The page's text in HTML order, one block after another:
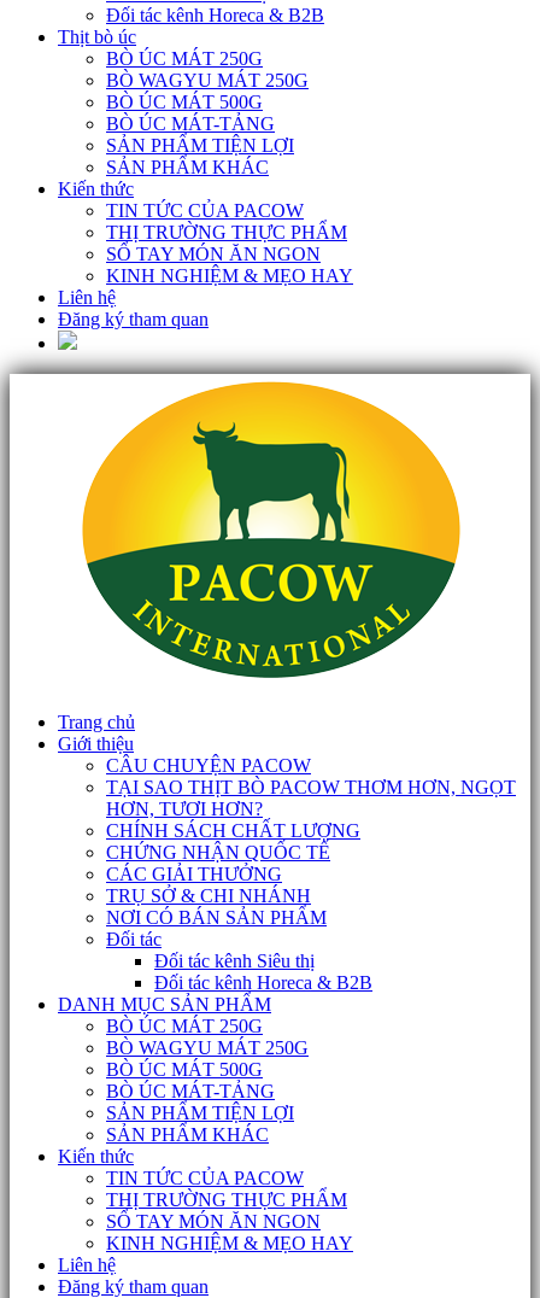
Đối tác kênh Horeca & B2B
Thịt bò úc
BÒ ÚC MÁT 250G
BÒ WAGYU MÁT 250G
BÒ ÚC MÁT 500G
BÒ ÚC MÁT-TẢNG
SẢN PHẨM TIỆN LỢI
SẢN PHẨM KHÁC
Kiến thức
TIN TỨC CỦA PACOW
THỊ TRƯỜNG THỰC PHẨM
SỔ TAY MÓN ĂN NGON
KINH NGHIỆM & MẸO HAY
Liên hệ
Đăng ký tham quan
Trang chủ
Giới thiệu
CÂU CHUYỆN PACOW
TẠI SAO THỊT BÒ PACOW THƠM HƠN, NGỌT
HƠN, TƯƠI HƠN?
CHÍNH SÁCH CHẤT LƯỢNG
CHỨNG NHẬN QUỐC TẾ
CÁC GIẢI THƯỞNG
TRỤ SỞ & CHI NHÁNH
NƠI CÓ BÁN SẢN PHẨM
Đối tác
Đối tác kênh Siêu thị
Đối tác kênh Horeca & B2B
DANH MỤC SẢN PHẨM
BÒ ÚC MÁT 250G
BÒ WAGYU MÁT 250G
BÒ ÚC MÁT 500G
BÒ ÚC MÁT-TẢNG
SẢN PHẨM TIỆN LỢI
SẢN PHẨM KHÁC
Kiến thức
TIN TỨC CỦA PACOW
THỊ TRƯỜNG THỰC PHẨM
SỔ TAY MÓN ĂN NGON
KINH NGHIỆM & MẸO HAY
Liên hệ
Đăng ký tham quan